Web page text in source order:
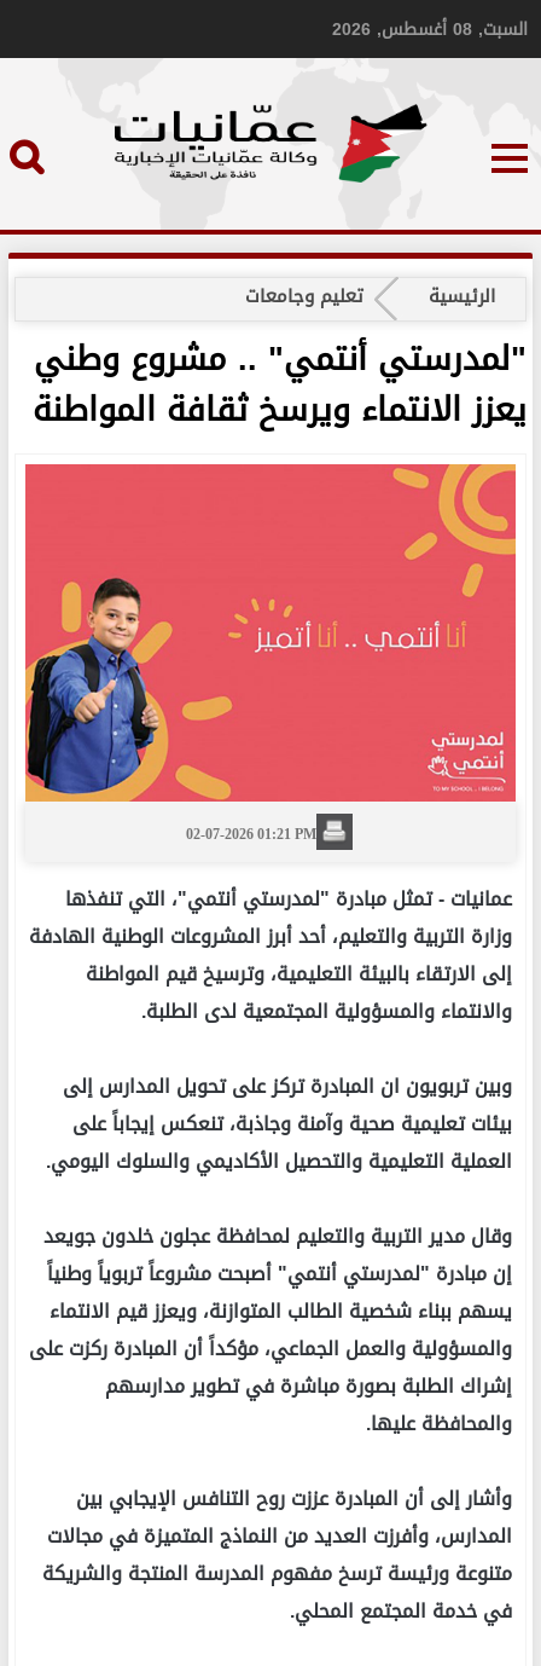
السبت, 08 أغسطس, 2026
الرئيسية تعليم وجامعات
"لمدرستي أنتمي" .. مشروع وطني
يعزز الانتماء ويرسخ ثقافة المواطنة
02-07-2026 01:21 PM
عمانيات -تمثل مبادرة "لمدرستي أنتمي"، التي تنفذها
وزارة التربية والتعليم، أحد أبرز المشروعات الوطنية الهادفة
إلى الارتقاء بالبيئة التعليمية، وترسيخ قيم المواطنة
والانتماء والمسؤولية المجتمعية لدى الطلبة.
وبين تربويون ان المبادرة تركز على تحويل المدارس إلى
بيئات تعليمية صحية وآمنة وجاذبة، تنعكس إيجاباً على
العملية التعليمية والتحصيل الأكاديمي والسلوك اليومي.
وقال مدير التربية والتعليم لمحافظة عجلون خلدون جويعد
إن مبادرة "لمدرستي أنتمي" أصبحت مشروعاً تربوياً وطنياً
يسهم ببناء شخصية الطالب المتوازنة، ويعزز قيم الانتماء
والمسؤولية والعمل الجماعي، مؤكداً أن المبادرة ركزت على
إشراك الطلبة بصورة مباشرة في تطوير مدارسهم
والمحافظة عليها.
وأشار إلى أن المبادرة عززت روح التنافس الإيجابي بين
المدارس، وأفرزت العديد من النماذج المتميزة في مجالات
متنوعة ورئيسة ترسخ مفهوم المدرسة المنتجة والشريكة
في خدمة المجتمع المحلي.